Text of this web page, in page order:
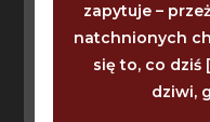
zapytuje –
natchnionych
się to, co dziś
dziwi,